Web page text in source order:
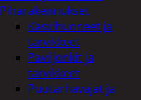
Piharakennukset
Kasvihuoneet ja
tarvikkeet
Paviljonkit ja
tarvikkeet
Puutarhavajat ja